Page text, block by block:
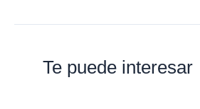
Te puede interesar